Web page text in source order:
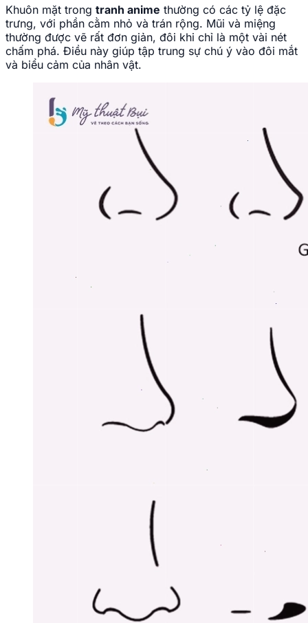
Khuôn mặt trong tranh anime thường có các tỷ lệ đặc
trưng, với phần cằm nhỏ và trán rộng. Mũi và miệng
thường được vẽ rất đơn giản, đôi khi chỉ là một vài nét
chấm phá. Điều này giúp tập trung sự chú ý vào đôi mắt
và biểu cảm của nhân vật.